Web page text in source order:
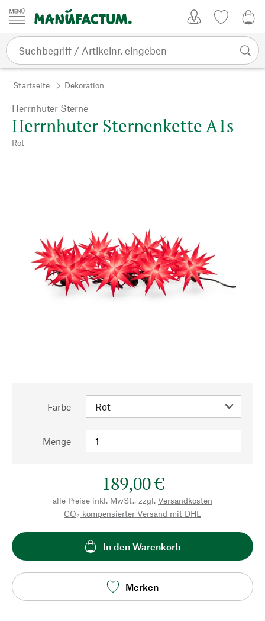
Zum Inhalt springen
Startseite Dekoration
Herrnhuter Sterne
Herrnhuter Sternenkette A1s
Rot
Farbe
Menge
189,00 €
alle Preise inkl. MwSt., zzgl. Versandkosten
CO₂-kompensierter Versand mit DHL
In den Warenkorb
Merken